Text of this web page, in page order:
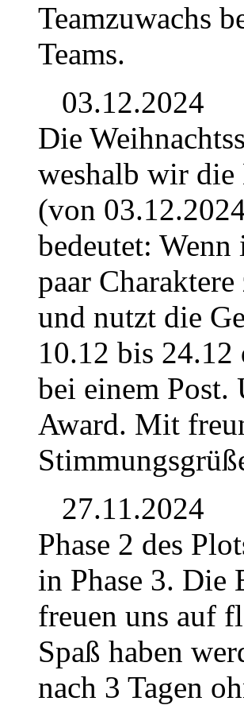
Teamzuwachs
Teams.
03.12.2024
Die
weshalb wir die
(von
bedeutet:
paar
und nutzt die
10.12 bis 24.12
bei einem Post.
Award. Mit
27.11.2024
Phase 2 des
in Phase 3. Die
freuen uns auf
Spaß haben
nach 3 Tagen